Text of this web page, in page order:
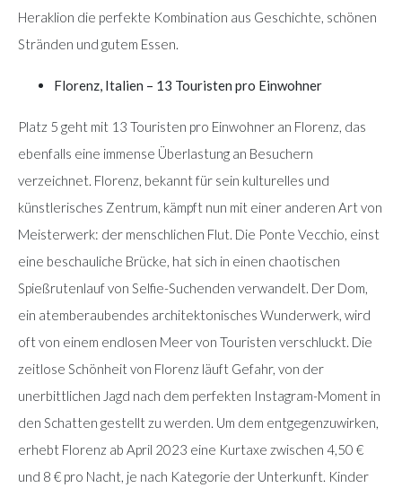
Heraklion die perfekte Kombination aus Geschichte, schönen
Stränden und gutem Essen.
Florenz, Italien – 13 Touristen pro Einwohner
Platz 5 geht mit 13 Touristen pro Einwohner an Florenz, das
ebenfalls eine immense Überlastung an Besuchern
verzeichnet. Florenz, bekannt für sein kulturelles und
künstlerisches Zentrum, kämpft nun mit einer anderen Art von
Meisterwerk: der menschlichen Flut. Die Ponte Vecchio, einst
eine beschauliche Brücke, hat sich in einen chaotischen
Spießrutenlauf von Selfie-Suchenden verwandelt. Der Dom,
ein atemberaubendes architektonisches Wunderwerk, wird
oft von einem endlosen Meer von Touristen verschluckt. Die
zeitlose Schönheit von Florenz läuft Gefahr, von der
unerbittlichen Jagd nach dem perfekten Instagram-Moment in
den Schatten gestellt zu werden. Um dem entgegenzuwirken,
erhebt Florenz ab April 2023 eine Kurtaxe zwischen 4,50 €
und 8 € pro Nacht, je nach Kategorie der Unterkunft. Kinder